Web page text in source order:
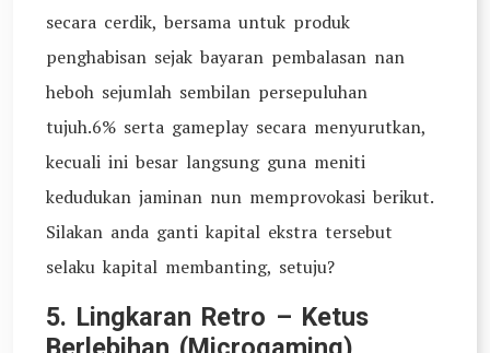
secara cerdik, bersama untuk produk
penghabisan sejak bayaran pembalasan nan
heboh sejumlah sembilan persepuluhan
tujuh.6% serta gameplay secara menyurutkan,
kecuali ini besar langsung guna meniti
kedudukan jaminan nun memprovokasi berikut.
Silakan anda ganti kapital ekstra tersebut
selaku kapital membanting, setuju?
5. Lingkaran Retro – Ketus